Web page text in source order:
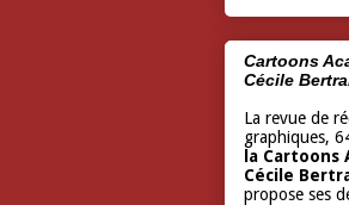
Cartoons
Cécile
La revue de
graphiques,
la Cartoons
Cécile
propose ses